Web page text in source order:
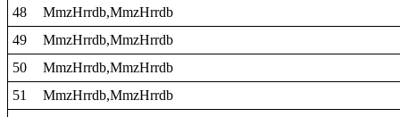
48
MmzHrrdb,MmzHrrdb
49
MmzHrrdb,MmzHrrdb
50
MmzHrrdb,MmzHrrdb
51
MmzHrrdb,MmzHrrdb